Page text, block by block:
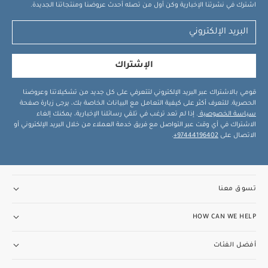
اشترك في نشرتنا الإخبارية وكن أول من تصله أحدث عروضنا ومنتجاتنا الجديدة.
الإشتراك
قومي بالاشتراك عبر البريد الإلكتروني لتتعرفي على كل جديد من تشكيلاتنا وعروضنا
الحصرية. للتعرف أكثر على كيفية التعامل مع البيانات الخاصة بك، يرجى زيارة صفحة
سياسة الخصوصية . إذا لم تعد ترغب في تلقي رسائلنا الإخبارية، يمكنك إلغاء
الاشتراك في أي وقت عبر التواصل مع فريق خدمة العملاء من خلال البريد الإلكتروني أو
الاتصال على 97444196402+
.
تسوق معنا
HOW CAN WE HELP
أفضل الفئات